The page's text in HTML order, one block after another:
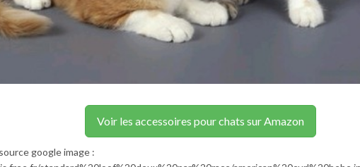
Voir les accessoires pour chats sur Amazon
google image :